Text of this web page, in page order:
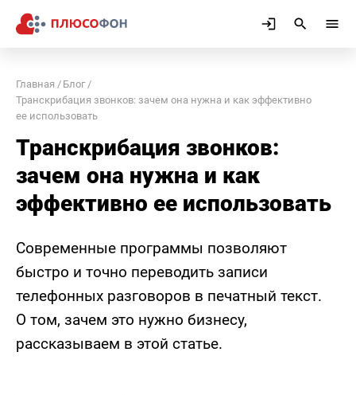
Главная
Блог
Транскрибация звонков: зачем она нужна и как эффективно
ее использовать
Транскрибация звонков:
зачем она нужна и как
эффективно ее использовать
Современные программы позволяют
быстро и точно переводить записи
телефонных разговоров в печатный текст.
О том, зачем это нужно бизнесу,
рассказываем в этой статье.